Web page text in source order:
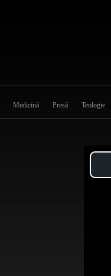
Medicină Presă Teologie